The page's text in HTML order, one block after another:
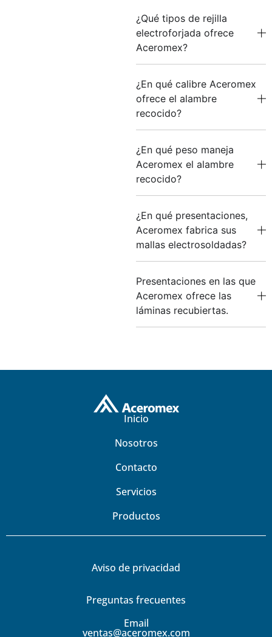
¿Qué tipos de rejilla
electroforjada ofrece
Aceromex?
¿En qué calibre Aceromex
ofrece el alambre
recocido?
¿En qué peso maneja
Aceromex el alambre
recocido?
¿En qué presentaciones,
Aceromex fabrica sus
mallas electrosoldadas?
Presentaciones en las que
Aceromex ofrece las
láminas recubiertas.
Inicio
Nosotros
Contacto
Servicios
Productos
Aviso de privacidad
Preguntas frecuentes
Email
ventas@aceromex.com